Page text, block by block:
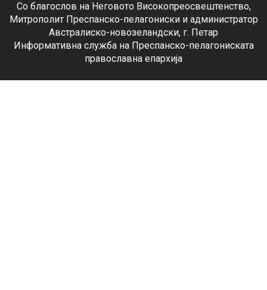
Со благослов на Неговото Високопреосвештенство,
Митрополит Преспанско-пелагониски и администратор
Австралиско-новозеландски, г. Петар
Информативна служба на Преспанско-пелагониската
православна епархија